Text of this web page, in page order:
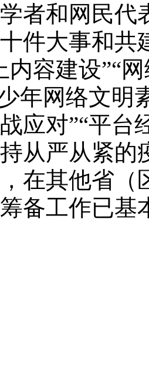
者和网民代
件大事和共
内容建设”“
年网络文明
应对”“平台
从严从紧的
在其他省（
备工作已基